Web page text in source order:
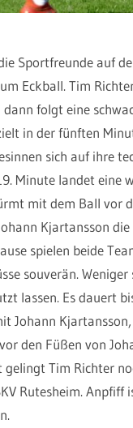
Sportfreunde auf
Eckball. Tim
folgt eine
in der fünften
sich auf ihre
Minute landet eine
mit dem Ball vor
Kjartansson
spielen beide
souverän.
lassen. Es dauert
Johann
den Füßen von
gelingt Tim Richter
Rutesheim.